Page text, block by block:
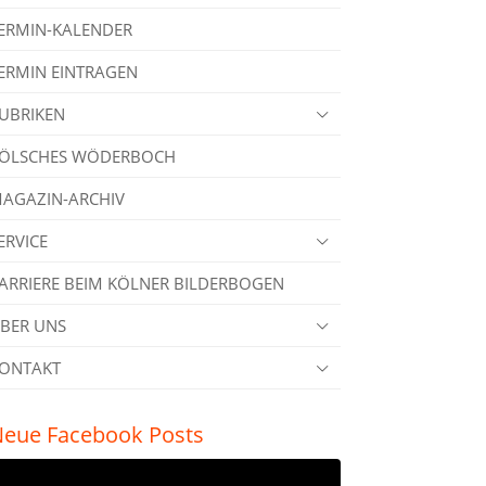
KALENDER
EINTRAGEN
WÖDERBOCH
ARCHIV
BEIM KÖLNER BILDERBOGEN
UNS
Facebook Posts